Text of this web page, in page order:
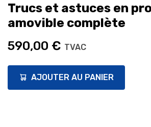
Trucs et astuces en
amovible complète
590,00 € TVAC
AJOUTER AU PANIER